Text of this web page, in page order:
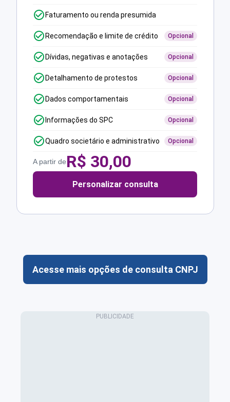
Faturamento ou renda presumida
Recomendação e limite de crédito Opcional
Dívidas, negativas e anotações Opcional
Detalhamento de protestos Opcional
Dados comportamentais Opcional
Informações do SPC Opcional
Quadro societário e administrativo Opcional
A partir deR$ 30,00
Personalizar consulta
Acesse mais opções de consulta CNPJ